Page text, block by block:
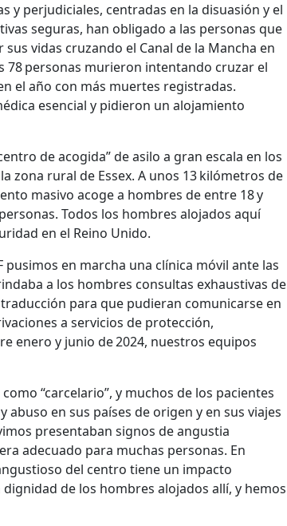
y perjudiciales, centradas en la disuasión y el
seguras, han obligado a las personas que
vidas cruzando el Canal de la Mancha en
78 personas murieron intentando cruzar el
el año con más muertes registradas.
esencial y pidieron un alojamiento
de acogida” de asilo a gran escala en los
zona rural de Essex. A unos 13 kilómetros de
masivo acoge a hombres de entre 18 y
Todos los hombres alojados aquí
en el Reino Unido.
pusimos en marcha una clínica móvil ante las
a los hombres consultas exhaustivas de
para que pudieran comunicarse en
a servicios de protección,
enero y junio de 2024, nuestros equipos
“carcelario”, y muchos de los pacientes
en sus países de origen y en sus viajes
presentaban signos de angustia
adecuado para muchas personas. En
del centro tiene un impacto
de los hombres alojados allí, y hemos